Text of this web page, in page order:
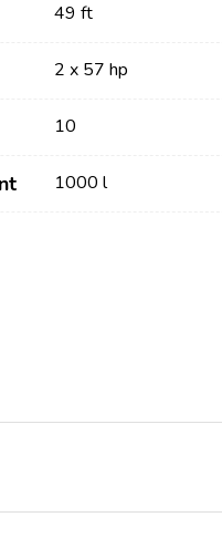
49 ft
2 x 57 hp
10
1000 l